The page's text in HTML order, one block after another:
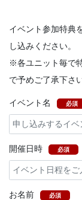
イベント参加特典
し込みください。
※各ユニット毎で
で予めご了承下さい
イベント名 必須
開催日時 必須
お名前 必須